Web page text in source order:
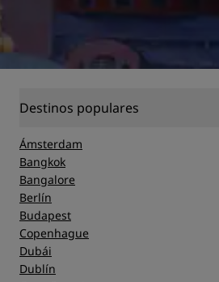
Destinos populares
Ámsterdam
Bangkok
Bangalore
Berlín
Budapest
Copenhague
Dubái
Dublín